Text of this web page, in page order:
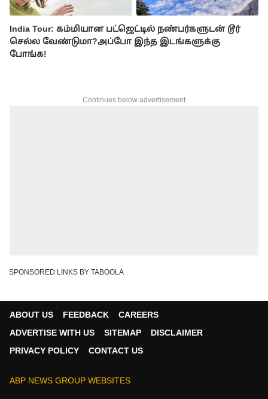
India Tour: கம்மியான பட்ஜெட்டில் நண்பர்களுடன் டூர்
செல்ல வேண்டுமா?அப்போ இந்த இடங்களுக்கு
போங்க!
Continues below advertisement
SPONSORED LINKS BY TABOOLA
ABOUT US FEEDBACK
CAREERS
ADVERTISE WITH US
SITEMAP
DISCLAIMER
PRIVACY POLICY
CONTACT US
ABP NEWS GROUP WEBSITES